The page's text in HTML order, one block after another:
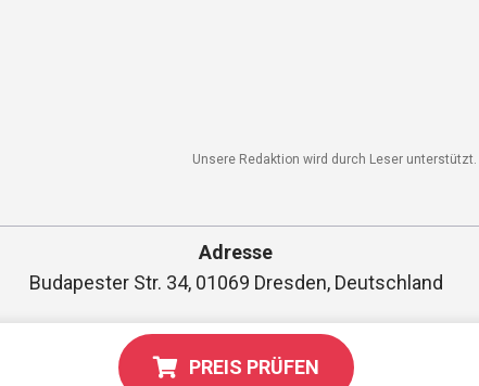
PREIS PRÜFEN
Unsere Redaktion wird durch Leser unterstützt.
Adresse
Budapester Str. 34, 01069 Dresden, Deutschland